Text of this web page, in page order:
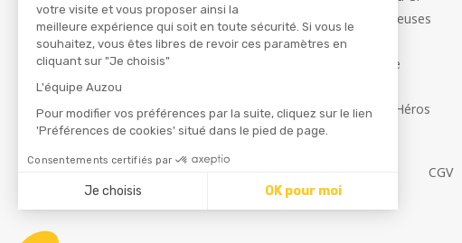
votre visite et vous proposer ainsi la
meilleure expérience qui soit en toute sécurité. Si vous le
souhaitez, vous êtes libres de revoir ces paramètres en
cliquant sur "Je choisis"
L'équipe Auzou
Pour modifier vos préférences par la suite, cliquez sur le lien
'Préférences de cookies' situé dans le pied de page.
Consentements certifiés par
Je choisis OK pour moi
Les Influenceuses
Migali
Petite Taupe
Ma Boîte à Héros
CGV